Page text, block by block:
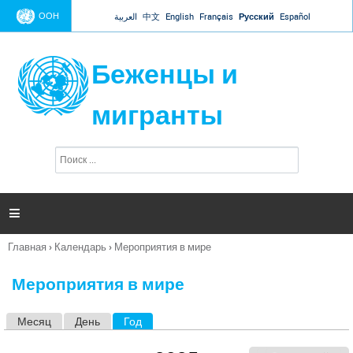
Jump to navigation
ООН العربية 中文 English Français Русский Español
Беженцы и
мигранты
п
и

Вы
Главная › Календарь › Мероприятия в мире
Мероприятия в мире
Месяц День Год